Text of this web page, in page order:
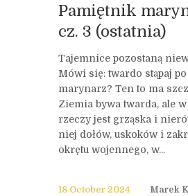
Pamiętnik
cz. 3 (ostatnia)
Tajemnice pozostaną
Mówi się: twardo stąpaj
marynarz? Ten to ma
Ziemia bywa twarda, ale
rzeczy jest grząska i
niej dołów, uskoków i
okrętu wojennego, w...
18 October 2024
Marek